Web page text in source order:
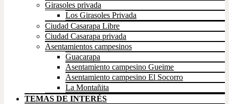
Girasoles privada
Los Girasoles Privada
Ciudad Casarapa Libre
Ciudad Casarapa privada
Asentamientos campesinos
Guacarapa
Asentamiento campesino Gueime
Asentamiento campesino El Socorro
La Montañita
TEMAS DE INTERÉS